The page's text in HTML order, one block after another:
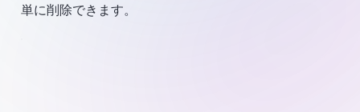
単に削除できます。